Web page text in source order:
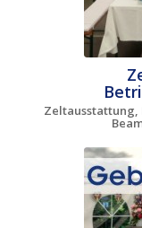
Zeltausstattung,